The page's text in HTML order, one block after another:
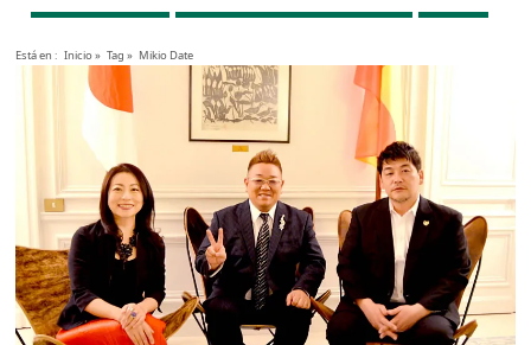
Está en : Inicio» Tag » Mikio Date